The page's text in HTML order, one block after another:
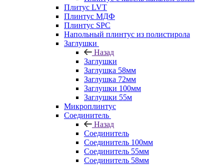
Плитус LVT
Плинтус МДФ
Плинтус SPC
Напольный плинтус из полистирола
Заглушки
Назад
Заглушки
Заглушка 58мм
Заглушка 72мм
Заглушки 100мм
Заглушки 55м
Микроплинтус
Соединитель
Назад
Соединитель
Соединитель 100мм
Соединитель 55мм
Соединитель 58мм